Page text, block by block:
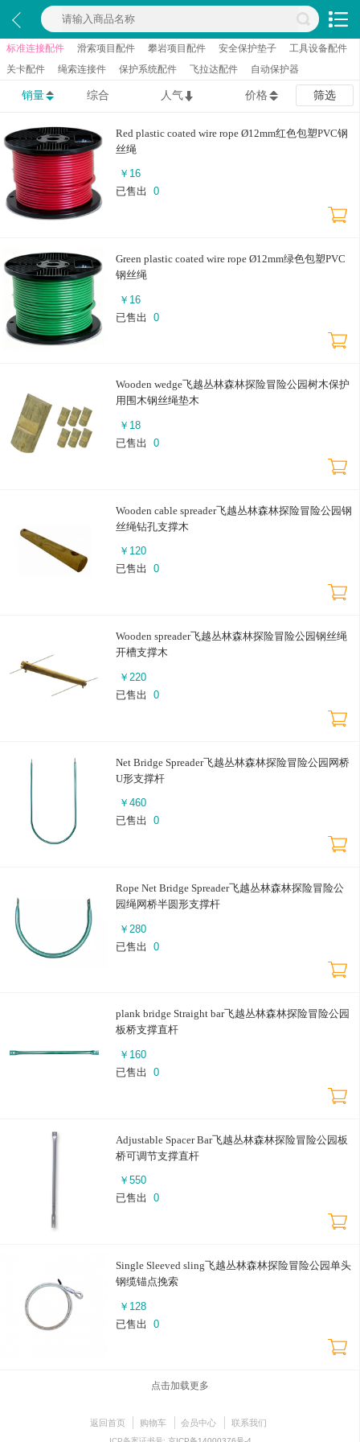
标准连接配件 滑索项目配件 攀岩项目配件 安全保护垫子
工具设备配件
关卡配件
绳索连接件 保护系统配件 飞拉达配件 自动保护器
销量 综合 人气 价格 筛选
Red plastic coated wire rope Ø12mm红色包塑PVC钢
丝绳
￥ 16
已售出
0
Green plastic coated wire rope Ø12mm绿色包塑PVC
钢丝绳
￥ 16
已售出
0
Wooden wedge飞越丛林森林探险冒险公园树木保护
用围木钢丝绳垫木
￥ 18
已售出
0
Wooden cable spreader飞越丛林森林探险冒险公园钢
丝绳钻孔支撑木
￥ 120
已售出
0
Wooden spreader飞越丛林森林探险冒险公园钢丝绳
开槽支撑木
￥ 220
已售出
0
Net Bridge Spreader飞越丛林森林探险冒险公园网桥
U形支撑杆
￥ 460
已售出
0
Rope Net Bridge Spreader飞越丛林森林探险冒险公
园绳网桥半圆形支撑杆
￥ 280
已售出
0
plank bridge Straight bar飞越丛林森林探险冒险公园
板桥支撑直杆
￥ 160
已售出
0
Adjustable Spacer Bar飞越丛林森林探险冒险公园板
桥可调节支撑直杆
￥ 550
已售出
0
Single Sleeved sling飞越丛林森林探险冒险公园单头
钢缆锚点挽索
￥ 128
已售出
0
点击加载更多
返回首页 购物车 会员中心 联系我们